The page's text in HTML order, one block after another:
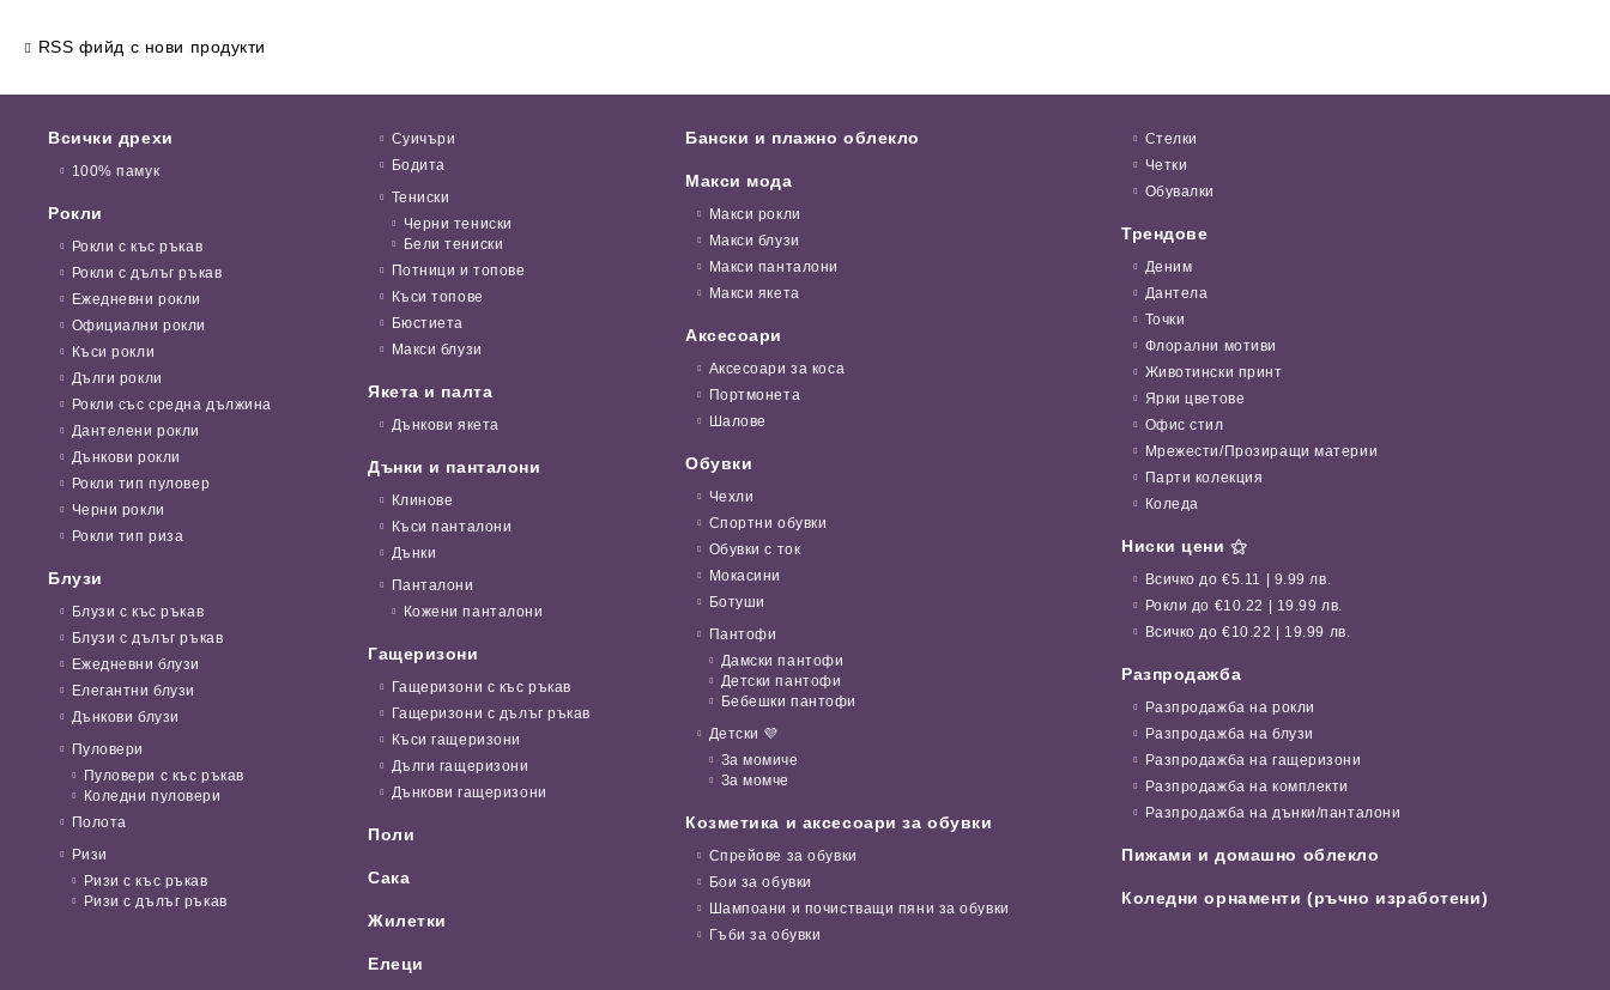
RSS фийд с нови продукти
Всички дрехи
100% памук
Рокли
Рокли с къс ръкав
Рокли с дълъг ръкав
Ежедневни рокли
Официални рокли
Къси рокли
Дълги рокли
Рокли със средна дължина
Дантелени рокли
Дънкови рокли
Рокли тип пуловер
Черни рокли
Рокли тип риза
Блузи
Блузи с къс ръкав
Блузи с дълъг ръкав
Ежедневни блузи
Елегантни блузи
Дънкови блузи
Пуловери
Пуловери с къс ръкав
Коледни пуловери
Полота
Ризи
Ризи с къс ръкав
Ризи с дълъг ръкав
Суичъри
Бодита
Тениски
Черни тениски
Бели тениски
Потници и топове
Къси топове
Бюстиета
Макси блузи
Якета и палта
Дънкови якета
Дънки и панталони
Клинове
Къси панталони
Дънки
Панталони
Кожени панталони
Гащеризони
Гащеризони с къс ръкав
Гащеризони с дълъг ръкав
Къси гащеризони
Дълги гащеризони
Дънкови гащеризони
Поли
Сака
Жилетки
Елеци
Бански и плажно облекло
Макси мода
Макси рокли
Макси блузи
Макси панталони
Макси якета
Аксесоари
Аксесоари за коса
Портмонета
Шалове
Обувки
Чехли
Спортни обувки
Обувки с ток
Мокасини
Ботуши
Пантофи
Дамски пантофи
Детски пантофи
Бебешки пантофи
Детски 💜
За момиче
За момче
Козметика и аксесоари за обувки
Спрейове за обувки
Бои за обувки
Шампоани и почистващи пяни за обувки
Гъби за обувки
Стелки
Четки
Обувалки
Трендове
Деним
Дантела
Точки
Флорални мотиви
Животински принт
Ярки цветове
Офис стил
Мрежести/Прозиращи материи
Парти колекция
Коледа
Ниски цени ⚝
Всичко до €5.11 | 9.99 лв.
Рокли до €10.22 | 19.99 лв.
Всичко до €10.22 | 19.99 лв.
Разпродажба
Разпродажба на рокли
Разпродажба на блузи
Разпродажба на гащеризони
Разпродажба на комплекти
Разпродажба на дънки/панталони
Пижами и домашно облекло
Коледни орнаменти (ръчно изработени)